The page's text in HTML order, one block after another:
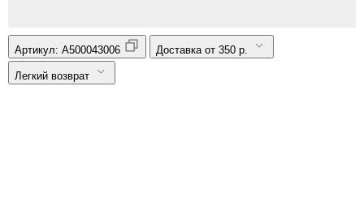
Артикул: A500043006 Доставка от 350 р.
Легкий возврат